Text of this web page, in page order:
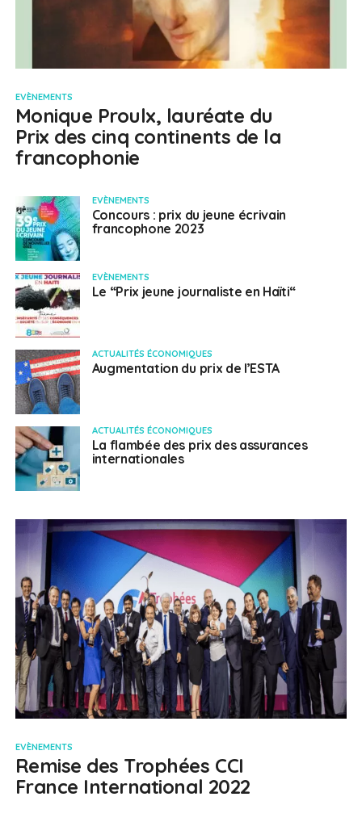
EVÈNEMENTS
Monique Proulx, lauréate du
Prix des cinq continents de la
francophonie
EVÈNEMENTS
Concours : prix du jeune écrivain
francophone 2023
EVÈNEMENTS
Le “Prix jeune journaliste en Haïti“
ACTUALITÉS ÉCONOMIQUES
Augmentation du prix de l’ESTA
ACTUALITÉS ÉCONOMIQUES
La flambée des prix des assurances
internationales
EVÈNEMENTS
Remise des Trophées CCI
France International 2022